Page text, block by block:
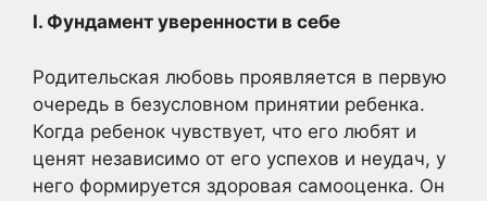
I. Фундамент уверенности в себе
Родительская любовь проявляется в первую
очередь в безусловном принятии ребенка.
Когда ребенок чувствует, что его любят и
ценят независимо от его успехов и неудач, у
него формируется здоровая самооценка. Он